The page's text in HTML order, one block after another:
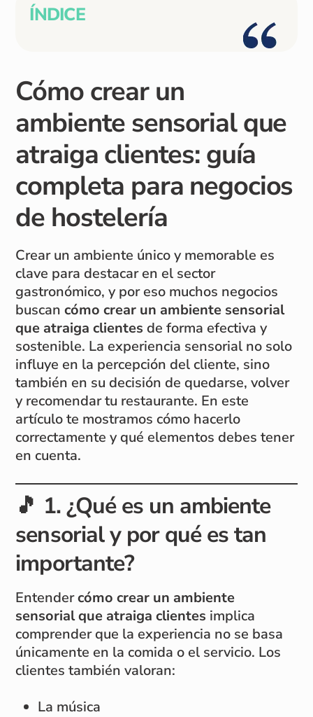
ÍNDICE
Cómo crear un
ambiente sensorial que
atraiga clientes: guía
completa para negocios
de hostelería
Crear un ambiente único y memorable es
clave para destacar en el sector
gastronómico, y por eso muchos negocios
buscancómo crear un ambiente sensorial
que atraiga clientes de forma efectiva y
sostenible. La experiencia sensorial no solo
influye en la percepción del cliente, sino
también en su decisión de quedarse, volver
y recomendar tu restaurante. En este
artículo te mostramos cómo hacerlo
correctamente y qué elementos debes tener
en cuenta.
🎵 1. ¿Qué es un ambiente
sensorial y por qué es tan
importante?
Entendercómo crear un ambiente
sensorial que atraiga clientes implica
comprender que la experiencia no se basa
únicamente en la comida o el servicio. Los
clientes también valoran:
La música